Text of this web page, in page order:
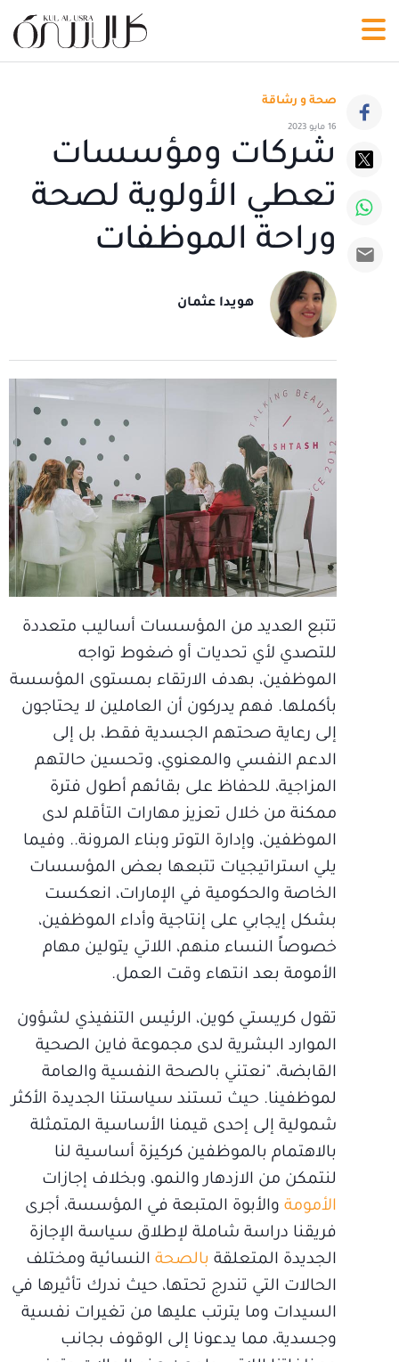
صحة و رشاقة
16 مايو 2023
شركات ومؤسسات
تعطي الأولوية لصحة
وراحة الموظفات
هويدا عثمان
تتبع العديد من المؤسسات أساليب متعددة
للتصدي لأي تحديات أو ضغوط تواجه
الموظفين، بهدف الارتقاء بمستوى المؤسسة
بأكملها. فهم يدركون أن العاملين لا يحتاجون
إلى رعاية صحتهم الجسدية فقط، بل إلى
الدعم النفسي والمعنوي، وتحسين حالتهم
المزاجية، للحفاظ على بقائهم أطول فترة
ممكنة من خلال تعزيز مهارات التأقلم لدى
الموظفين، وإدارة التوتر وبناء المرونة.. وفيما
يلي استراتيجيات تتبعها بعض المؤسسات
الخاصة والحكومية في الإمارات، انعكست
بشكل إيجابي على إنتاجية وأداء الموظفين،
خصوصاً النساء منهم، اللاتي يتولين مهام
الأمومة بعد انتهاء وقت العمل.
تقول كريستي كوين، الرئيس التنفيذي لشؤون
الموارد البشرية لدى مجموعة فاين الصحية
القابضة، "نعتني بالصحة النفسية والعامة
لموظفينا. حيث تستند سياستنا الجديدة الأكثر
شمولية إلى إحدى قيمنا الأساسية المتمثلة
بالاهتمام بالموظفين كركيزة أساسية لنا
لنتمكن من الازدهار والنمو، وبخلاف إجازات
الأمومة والأبوة المتبعة في المؤسسة، أجرى
فريقنا دراسة شاملة لإطلاق سياسة الإجازة
الجديدة المتعلقة بالصحة النسائية ومختلف
الحالات التي تندرج تحتها، حيث ندرك تأثيرها في
السيدات وما يترتب عليها من تغيرات نفسية
وجسدية، مما يدعونا إلى الوقوف بجانب